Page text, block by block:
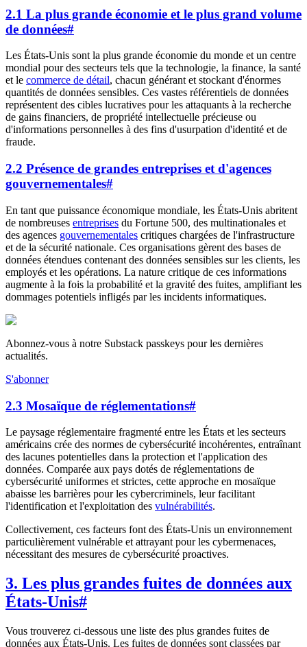
2.1 La plus grande économie et le plus grand volume
de données#
Les États-Unis sont la plus grande économie du monde et un centre
mondial pour des secteurs tels que la technologie, la finance, la santé
et le commerce de détail, chacun générant et stockant d'énormes
quantités de données sensibles. Ces vastes référentiels de données
représentent des cibles lucratives pour les attaquants à la recherche
de gains financiers, de propriété intellectuelle précieuse ou
d'informations personnelles à des fins d'usurpation d'identité et de
fraude.
2.2 Présence de grandes entreprises et d'agences
gouvernementales#
En tant que puissance économique mondiale, les États-Unis abritent
de nombreuses entreprises du Fortune 500, des multinationales et
des agences gouvernementales critiques chargées de l'infrastructure
et de la sécurité nationale. Ces organisations gèrent des bases de
données étendues contenant des données sensibles sur les clients, les
employés et les opérations. La nature critique de ces informations
augmente à la fois la probabilité et la gravité des fuites, amplifiant les
dommages potentiels infligés par les incidents informatiques.
Abonnez-vous à notre Substack passkeys pour les dernières
actualités.
S'abonner
2.3 Mosaïque de réglementations#
Le paysage réglementaire fragmenté entre les États et les secteurs
américains crée des normes de cybersécurité incohérentes, entraînant
des lacunes potentielles dans la protection et l'application des
données. Comparée aux pays dotés de réglementations de
cybersécurité uniformes et strictes, cette approche en mosaïque
abaisse les barrières pour les cybercriminels, leur facilitant
l'identification et l'exploitation des vulnérabilités.
Collectivement, ces facteurs font des États-Unis un environnement
particulièrement vulnérable et attrayant pour les cybermenaces,
nécessitant des mesures de cybersécurité proactives.
3. Les plus grandes fuites de données aux
États-Unis#
Vous trouverez ci-dessous une liste des plus grandes fuites de
données aux États-Unis. Les fuites de données sont classées par